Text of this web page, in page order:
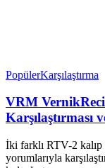
PopülerKarşılaştırma
VRM
Karşılaştırması
İki farklı RTV-2
yorumlarıyla